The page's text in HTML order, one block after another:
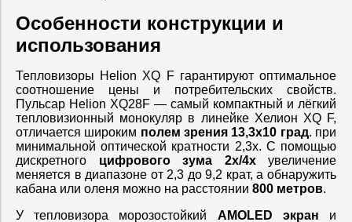
Особенности конструкции и
использования
Тепловизоры Helion XQ F гарантируют оптимальное
соотношение цены и потребительских свойств.
Пульсар Helion XQ28F — самый компактный и лёгкий
тепловизионный монокуляр в линейке Хелион XQ F,
отличается широким полем зрения 13,3x10 град. при
минимальной оптической кратности 2,3x. С помощью
дискретного цифрового зума 2x/4xувеличение
меняется в диапазоне от 2,3 до 9,2 крат, а обнаружить
кабана или оленя можно на расстоянии 800 метров.
У тепловизора морозостойкий AMOLED экран и